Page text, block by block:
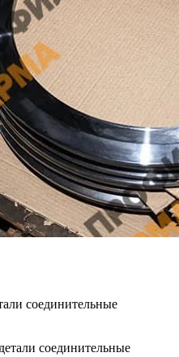
соединительные